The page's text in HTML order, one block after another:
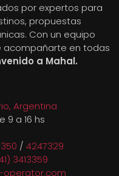
por expertos para
propuestas
Con un equipo
acompañarte en todas
a Mahal.
Argentina
9 a 16 hs
/ 4247329
3413359
operator.com